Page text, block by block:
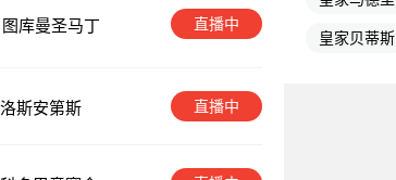
图库曼圣马丁 直播中
洛斯安第斯 直播中
皇家贝蒂斯